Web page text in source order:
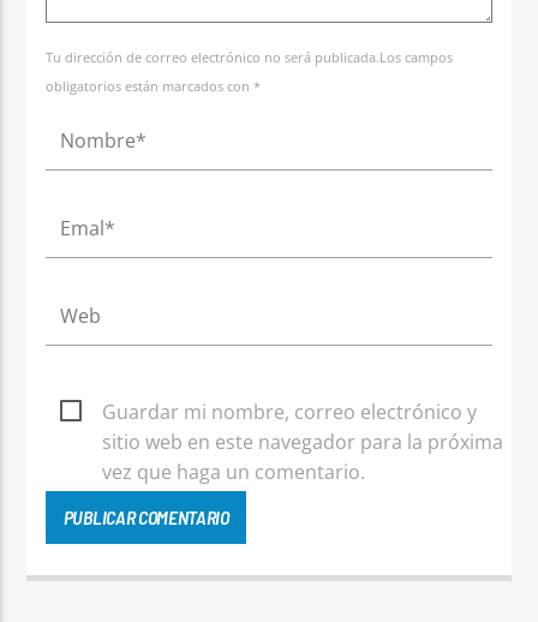
Tu dirección de correo electrónico no será publicada.Los campos
obligatorios están marcados con *
Guardar mi nombre, correo electrónico y
sitio web en este navegador para la próxima
vez que haga un comentario.